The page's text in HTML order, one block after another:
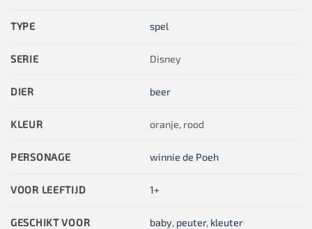
TYPE spel
SERIE Disney
DIER beer
KLEUR oranje, rood
PERSONAGE winnie de Poeh
VOOR LEEFTIJD 1+
GESCHIKT VOOR baby, peuter, kleuter